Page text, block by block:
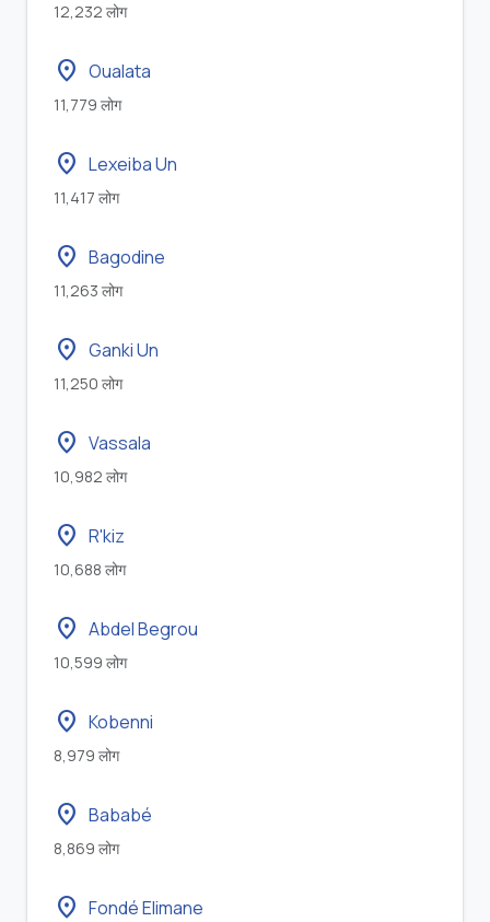
12,232 लोग
location_on Oualata
11,779 लोग
location_on Lexeiba Un
11,417 लोग
location_on Bagodine
11,263 लोग
location_on Ganki Un
11,250 लोग
location_on Vassala
10,982 लोग
location_on R'kiz
10,688 लोग
location_on Abdel Begrou
10,599 लोग
location_on Kobenni
8,979 लोग
location_on Bababé
8,869 लोग
location_on Fondé Elimane